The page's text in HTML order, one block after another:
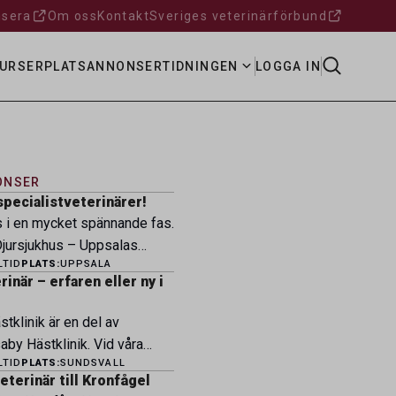
Om oss KontaktSveriges veterinärförbund
PLATSANNONSERTIDNINGEN LOGGA IN
en mycket spännande fas.
– Uppsalas
– expanderar nu sin
och söker
med
som vill vara med
kapitel. Hos oss
team, moderna
PLATS:UPPSALA
– erfaren eller ny i
är en del av
Hästklinik. Vid våra
i Husaby, Skara och
ett 60-tal medarbetare.
PLATS:SUNDSVALL
till Kronfågel